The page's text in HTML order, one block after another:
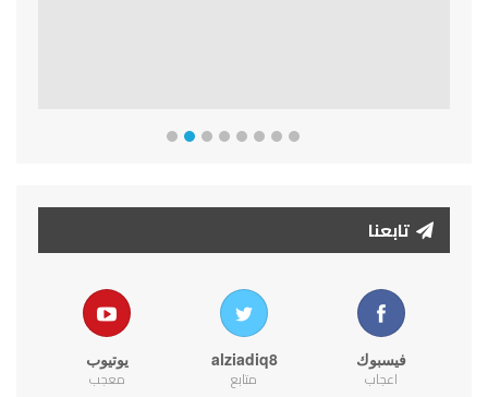
تابعنا
فيسبوك
اعجاب
alziadiq8
متابع
يوتيوب
معجب